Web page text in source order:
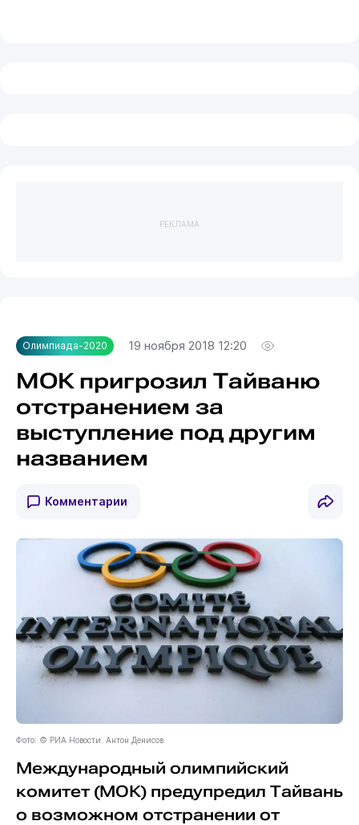
РЕКЛАМА
Олимпиада-2020 19 ноября 2018 12:20
МОК пригрозил Тайваню
отстранением за
выступление под другим
названием
Комментарии
Фото: © РИА Новости. Антон Денисов
Международный олимпийский
комитет (МОК) предупредил Тайвань
о возможном отстранении от